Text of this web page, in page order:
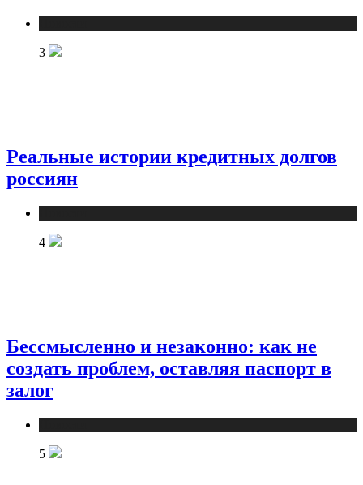
3
Реальные истории кредитных долгов
россиян
4
Бессмысленно и незаконно: как не
создать проблем, оставляя паспорт в
залог
5